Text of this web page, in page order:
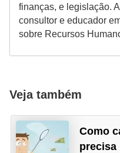
finanças, e legislação.
consultor e educador
sobre Recursos
Veja também
Como
precisa